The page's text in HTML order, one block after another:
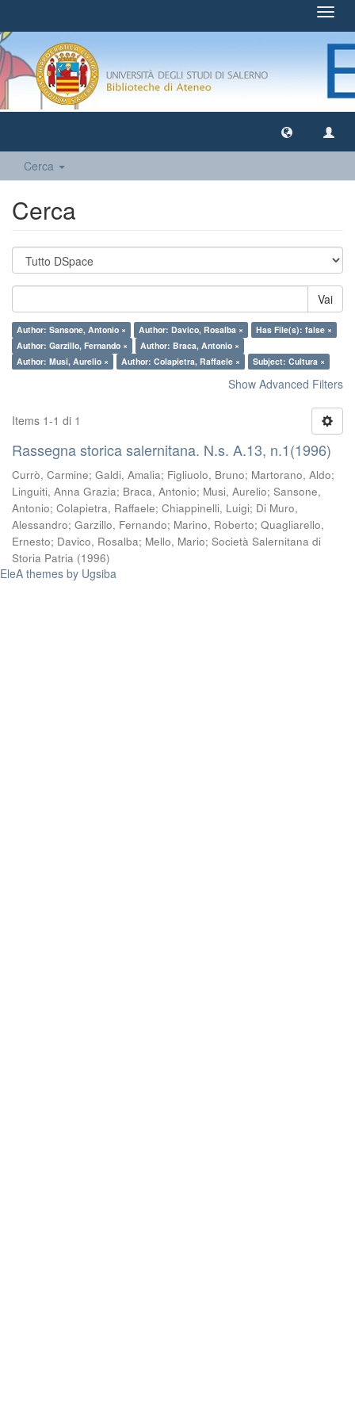
Cerca
Cerca
Vai
Author: Sansone, Antonio × Author: Davico, Rosalba ×
Has File(s): false ×
Author: Garzillo, Fernando ×
Author: Braca, Antonio ×
Author: Musi, Aurelio ×
Author: Colapietra, Raffaele × Subject: Cultura ×
Show Advanced Filters
Items 1-1 di 1
Rassegna storica salernitana. N.s. A.13, n.1(1996)
Currò, Carmine; Galdi, Amalia; Figliuolo, Bruno; Martorano, Aldo;
Linguiti, Anna Grazia; Braca, Antonio; Musi, Aurelio; Sansone,
Antonio; Colapietra, Raffaele; Chiappinelli, Luigi; Di Muro,
Alessandro; Garzillo, Fernando; Marino, Roberto; Quagliarello,
Ernesto; Davico, Rosalba; Mello, Mario; Società Salernitana di
Storia Patria (1996)
EleA themes by Ugsiba